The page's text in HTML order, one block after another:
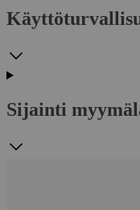
Sijainti